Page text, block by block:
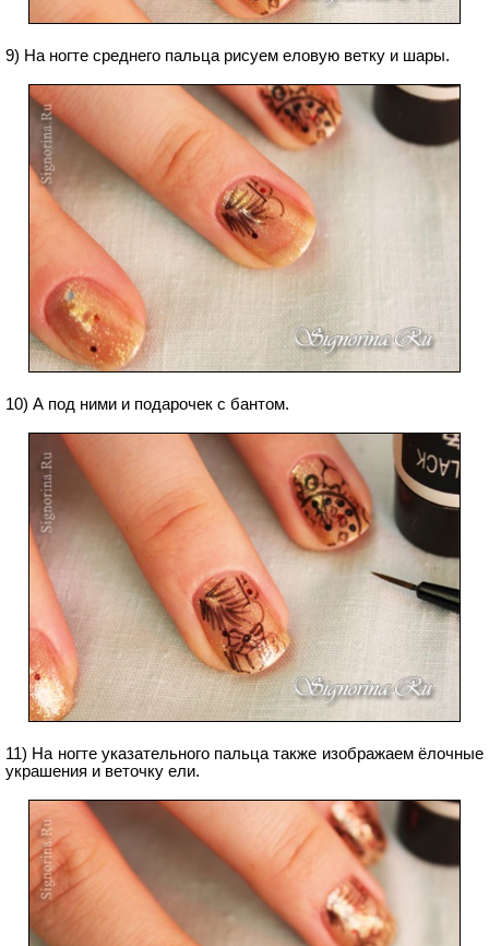
9) На ногте среднего пальца рисуем еловую ветку и шары.
10) А под ними и подарочек с бантом.
11) На ногте указательного пальца также изображаем ёлочные
украшения и веточку ели.